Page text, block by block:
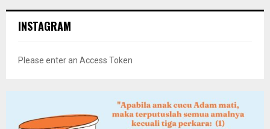
INSTAGRAM
Please enter an Access Token